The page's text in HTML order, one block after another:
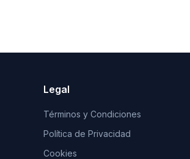
Legal
Términos y Condiciones
Política de Privacidad
Cookies